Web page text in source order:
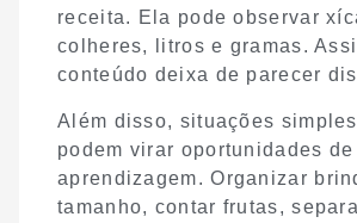
receita. Ela pode observar
colheres, litros e gramas.
conteúdo deixa de parecer
Além disso, situações
podem virar oportunidades de
aprendizagem. Organizar
tamanho, contar frutas,